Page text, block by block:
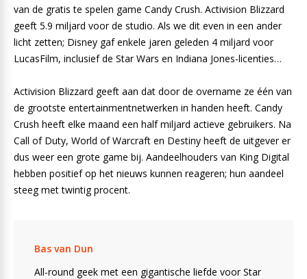
van de gratis te spelen game Candy Crush. Activision Blizzard
geeft 5.9 miljard voor de studio. Als we dit even in een ander
licht zetten; Disney gaf enkele jaren geleden 4 miljard voor
LucasFilm, inclusief de Star Wars en Indiana Jones-licenties…
Activision Blizzard geeft aan dat door de overname ze één van
de grootste entertainmentnetwerken in handen heeft. Candy
Crush heeft elke maand een half miljard actieve gebruikers. Na
Call of Duty, World of Warcraft en Destiny heeft de uitgever er
dus weer een grote game bij. Aandeelhouders van King Digital
hebben positief op het nieuws kunnen reageren; hun aandeel
steeg met twintig procent.
Bas van Dun
All-round geek met een gigantische liefde voor Star